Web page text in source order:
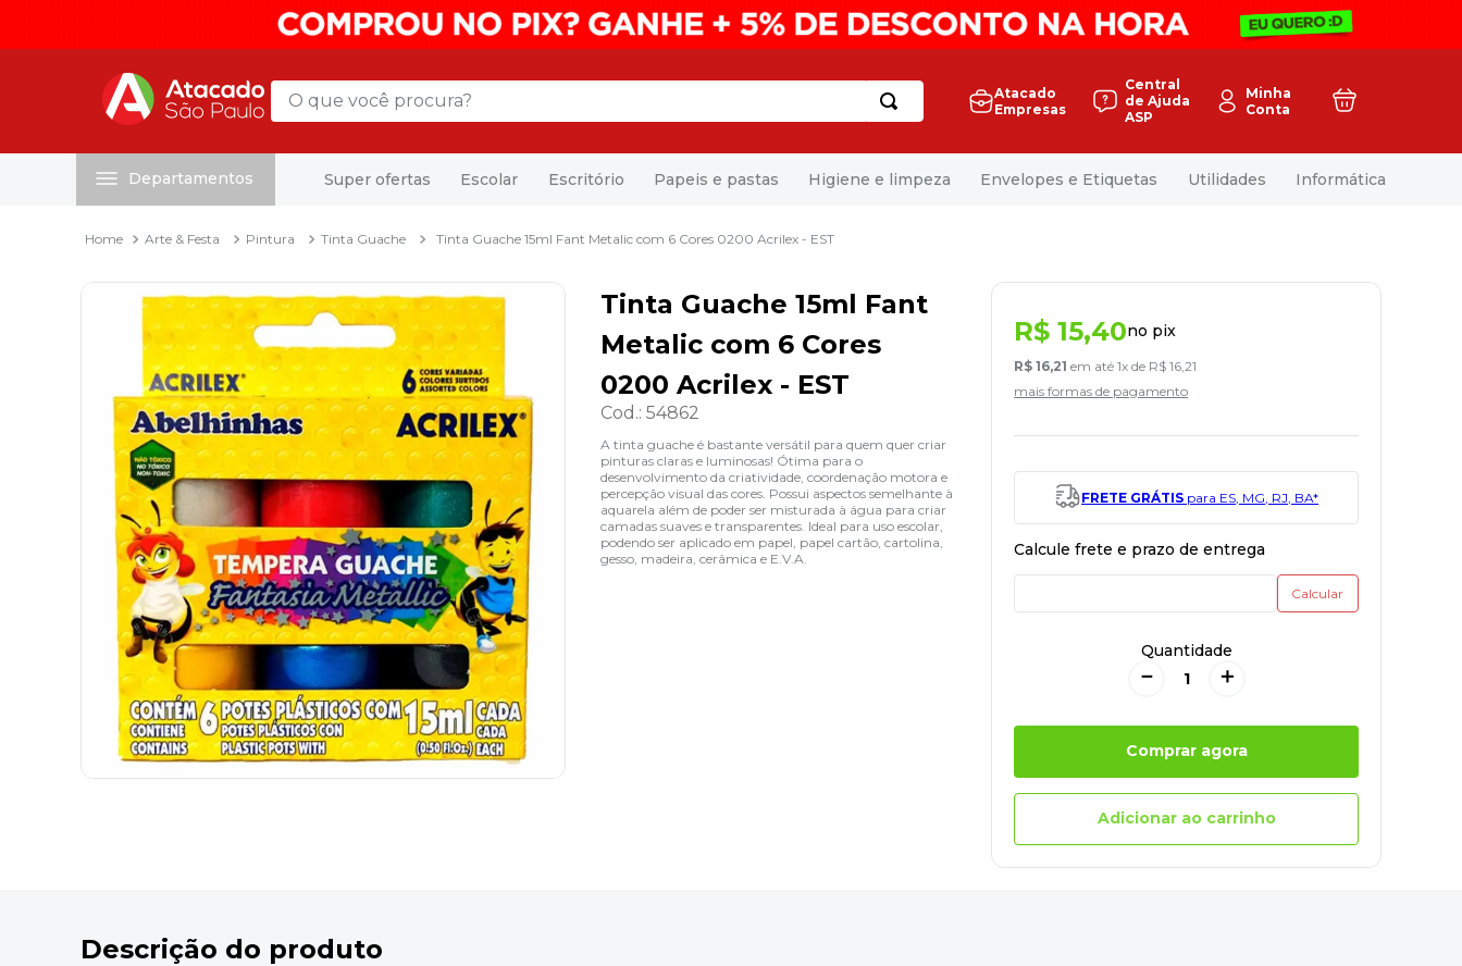
O que você procura?
Atacado
Empresas
Central
de Ajuda
ASP
Minha
Conta
Departamentos Super ofertas Escolar Escritório Papeis e pastas Higiene e limpeza Envelopes e Etiquetas Utilidades Informática
Arte & Festa Pintura Tinta Guache Tinta Guache 15ml Fant Metalic com 6 Cores 0200 Acrilex - EST
Tinta Guache 15ml Fant
Metalic com 6 Cores
0200 Acrilex - EST
Cod.:54862
A tinta guache é bastante versátil para quem quer criar
pinturas claras e luminosas! Ótima para o
desenvolvimento da criatividade, coordenação motora e
percepção visual das cores. Possui aspectos semelhante à
aquarela além de poder ser misturada à água para criar
camadas suaves e transparentes. Ideal para uso escolar,
podendo ser aplicado em papel, papel cartão, cartolina,
gesso, madeira, cerâmica e E.V.A.
R$ 15,40no pix
R$ 16,21 em até1x de R$ 16 ,21
mais formas de pagamento
FRETE GRÁTIS para ES, MG, RJ, BA*
Quantidade
＋
－
Comprar agora
Adicionar ao carrinho
Descrição do produto
mala
papel toalha
papel higienico
desinfetante
marca texto
caixa organizadora